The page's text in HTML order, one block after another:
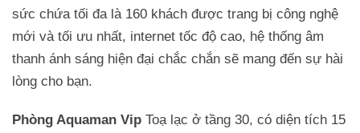
sức chứa tối đa là 160 khách được trang bị công nghệ
mới và tối ưu nhất, internet tốc độ cao, hệ thống âm
thanh ánh sáng hiện đại chắc chắn sẽ mang đến sự hài
lòng cho bạn.
Phòng Aquaman Vip Toạ lạc ở tầng 30, có diện tích 15